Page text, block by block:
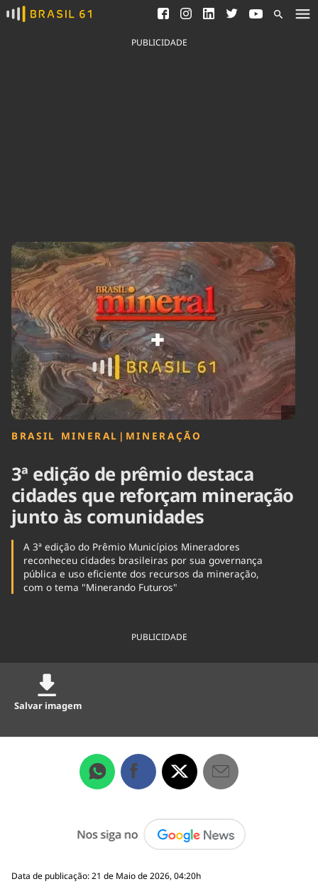
Ver todas as notícias
Saneamento
Indicadores
Agronegócios
Brasil
Brasil Mineral
Ciência &
Tecnologia
Cinema
Comportamento
Cultura
Economia
Educação
Infraestrutura
Internacional
Meio Ambiente
Podcast
Política
Saúde
Tempo
PUBLICIDADE
BRASIL MINERAL | MINERAÇÃO
3ª edição de prêmio destaca
cidades que reforçam mineração
junto às comunidades
A 3ª edição do Prêmio Municípios Mineradores
reconheceu cidades brasileiras por sua governança
pública e uso eficiente dos recursos da mineração,
com o tema "Minerando Futuros"
PUBLICIDADE
Salvar imagem
Data de publicação: 21 de Maio de 2026, 04:20h